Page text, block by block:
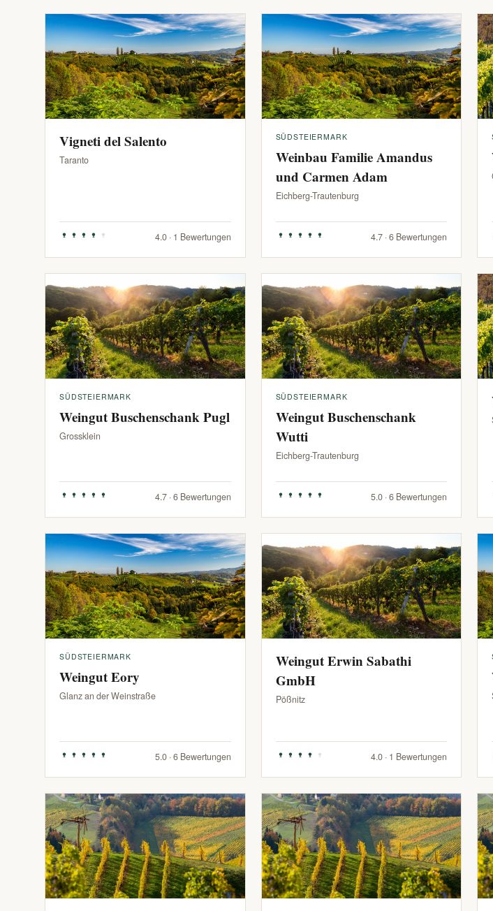
Vigneti del Salento
Taranto
4.0 · 1 Bewertungen
SÜDSTEIERMARK
Weinbau Familie Amandus
und Carmen Adam
Eichberg-Trautenburg
4.7 · 6 Bewertungen
SÜDSTEIERMARK
Weingut Buschenschank Pugl
Grossklein
4.7 · 6 Bewertungen
SÜDSTEIERMARK
Weingut Buschenschank
Wutti
Eichberg-Trautenburg
5.0 · 6 Bewertungen
SÜDSTEIERMARK
Weingut Eory
Glanz an der Weinstraße
5.0 · 6 Bewertungen
Weingut Erwin Sabathi
GmbH
Pößnitz
4.0 · 1 Bewertungen